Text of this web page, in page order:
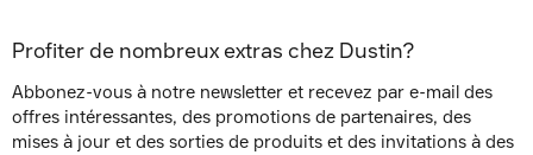
Profiter de nombreux extras chez Dustin?
Abbonez-vous à notre newsletter et recevez par e-mail des
offres intéressantes, des promotions de partenaires, des
mises à jour et des sorties de produits et des invitations à des